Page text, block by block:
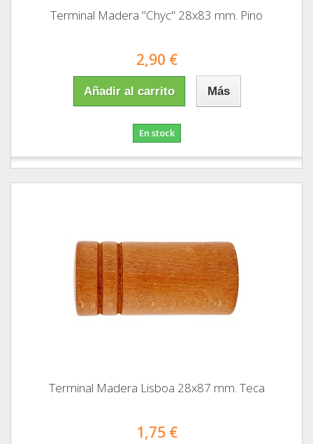
Terminal Madera "Chyc" 28x83 mm. Pino
2,90 €
Añadir al carrito Más
En stock
Terminal Madera Lisboa 28x87 mm. Teca
1,75 €